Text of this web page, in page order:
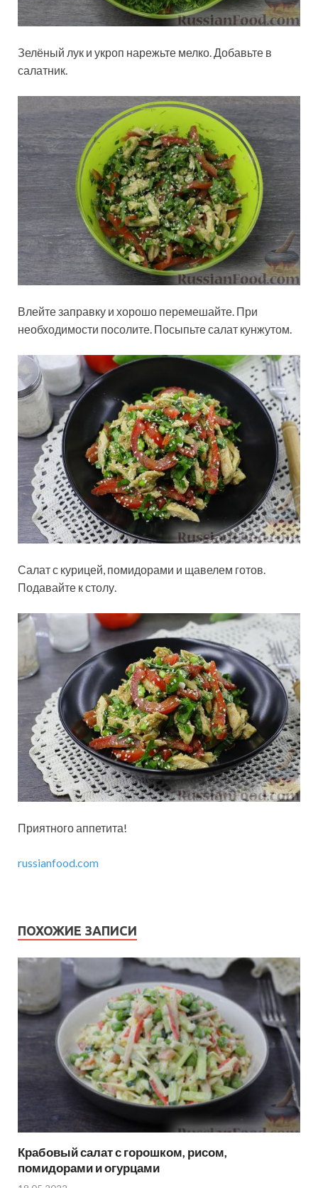
Зелёный лук и укроп нарежьте мелко. Добавьте в
салатник.
Влейте заправку и хорошо перемешайте. При
необходимости посолите. Посыпьте салат кунжутом.
Салат с курицей, помидорами и щавелем готов.
Подавайте к столу.
Приятного аппетита!
russianfood.com
ПОХОЖИЕ ЗАПИСИ
Крабовый салат с горошком, рисом,
помидорами и огурцами